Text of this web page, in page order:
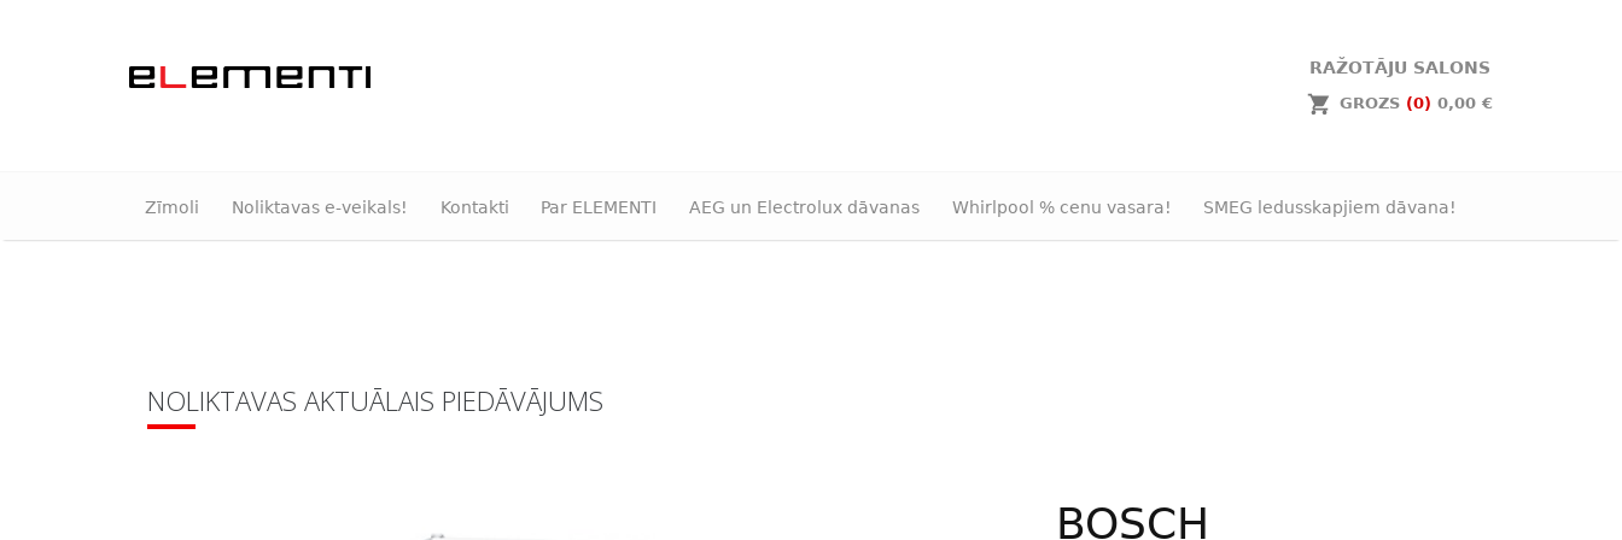
RAŽOTĀJU SALONS
GROZS (0) 0,00 €
Zīmoli Noliktavas e-veikals! Kontakti Par ELEMENTI AEG un Electrolux dāvanas Whirlpool % cenu vasara! SMEG ledusskapjiem dāvana!
NOLIKTAVAS AKTUĀLAIS PIEDĀVĀJUMS
BOSCH